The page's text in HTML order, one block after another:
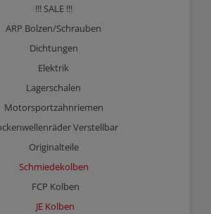
!!! SALE !!!
ARP Bolzen/Schrauben
Dichtungen
Elektrik
Lagerschalen
Motorsportzahnriemen
Verstellbar
Originalteile
Schmiedekolben
FCP Kolben
JE Kolben